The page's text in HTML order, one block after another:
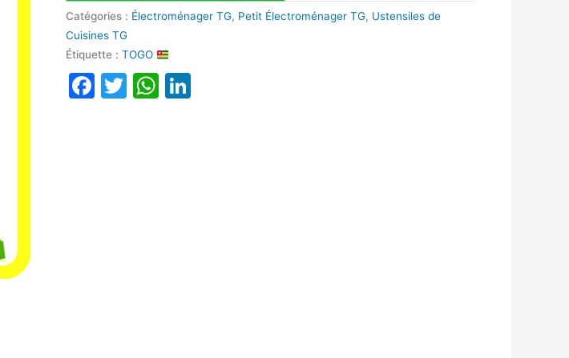
Catégories : Électroménager TG, Petit Électroménager TG, Ustensiles de
Cuisines TG
Étiquette :TOGO
Facebook
TwitterWhatsApp